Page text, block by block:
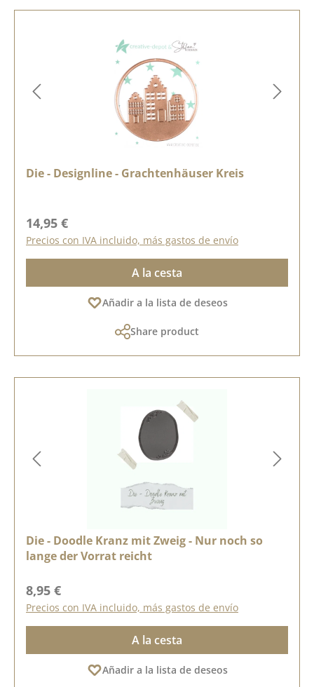
Die - Designline - Grachtenhäuser Kreis
Precio normal:
14,95 €
Precios con IVA incluido, más gastos de envío
A la cesta
Añadir a la lista de deseos
Share product
Die - Doodle Kranz mit Zweig - Nur noch so
lange der Vorrat reicht
Precio normal:
8,95 €
Precios con IVA incluido, más gastos de envío
A la cesta
Añadir a la lista de deseos